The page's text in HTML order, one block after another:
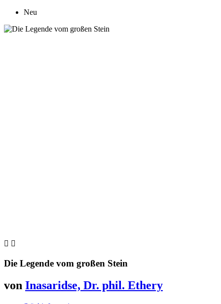
Neu
 
Die Legende vom großen Stein
von Inasaridse, Dr. phil. Ethery